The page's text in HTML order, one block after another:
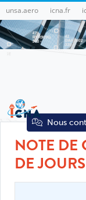
unsa.aero icna.fr
Nous
NOTE DE
DE